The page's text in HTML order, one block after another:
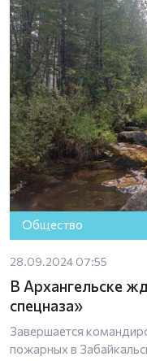
Общество
28.09.2024 07:55
В Архангельске
спецназа»
Завершается
пожарных в